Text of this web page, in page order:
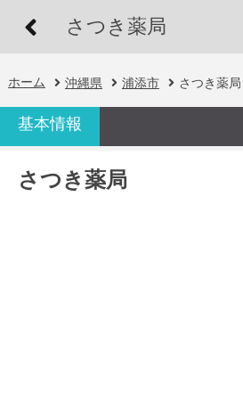
さつき薬局
ホーム 沖縄県 浦添市 さつき薬局
基本情報
さつき薬局